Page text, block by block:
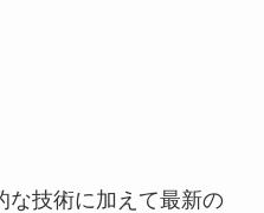
な技術に加えて最新の